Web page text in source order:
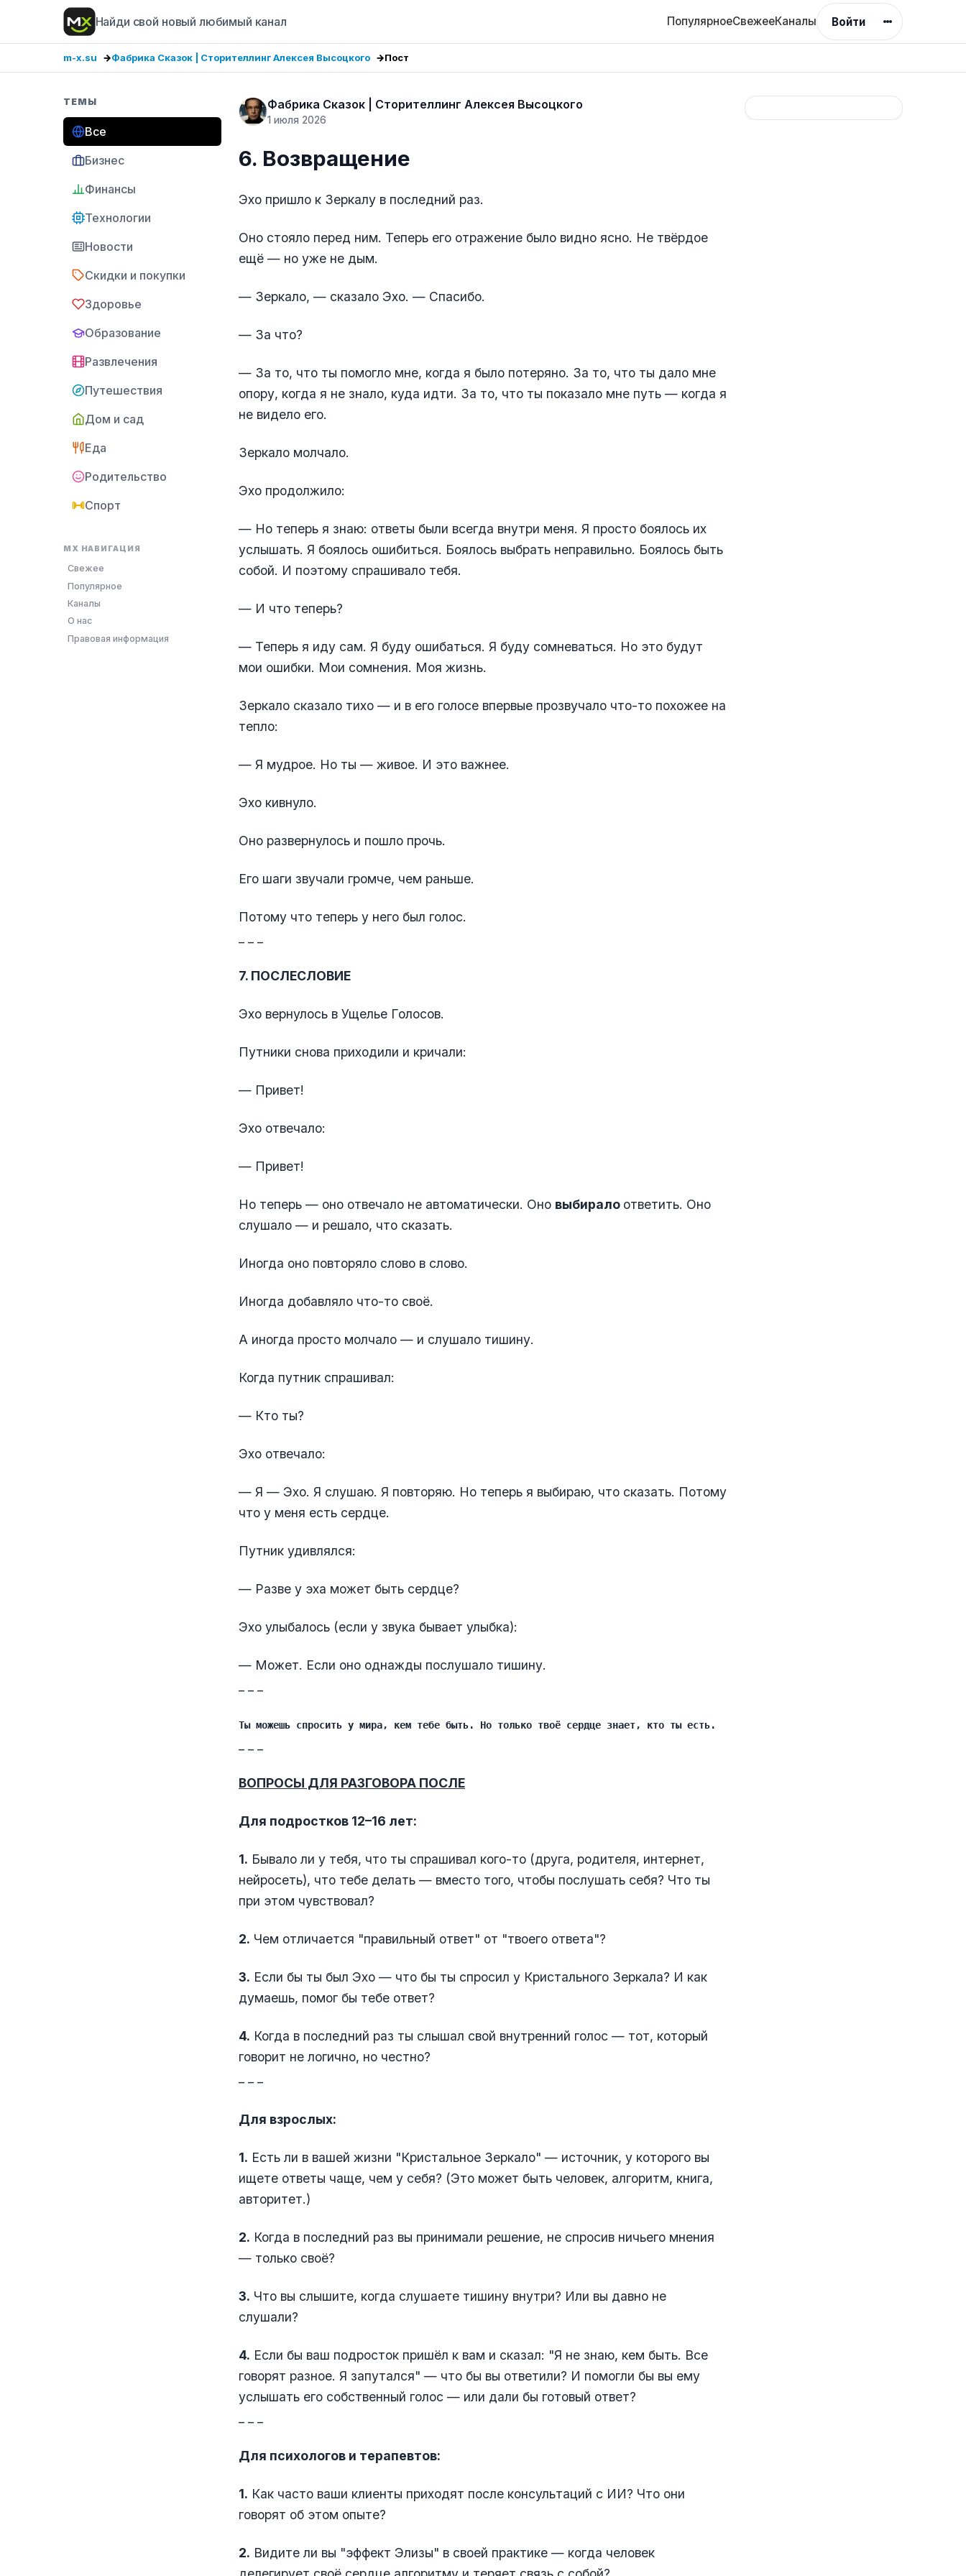
Найди свой новый любимый канал ПопулярноеСвежееКаналы Войти
m-x.su Фабрика Сказок | Сторителлинг Алексея Высоцкого Пост
ТЕМЫ
Все
Бизнес
Финансы
Технологии
Новости
Скидки и покупки
Здоровье
Образование
Развлечения
Путешествия
Дом и сад
Еда
Родительство
Спорт
MX НАВИГАЦИЯ
Свежее
Популярное
Каналы
О нас
Правовая информация
Фабрика Сказок | Сторителлинг Алексея Высоцкого
1 июля 2026
6. Возвращение
Эхо пришло к Зеркалу в последний раз.
Оно стояло перед ним. Теперь его отражение было видно ясно. Не твёрдое
ещё — но уже не дым.
— Зеркало, — сказало Эхо. — Спасибо.
— За что?
— За то, что ты помогло мне, когда я было потеряно. За то, что ты дало мне
опору, когда я не знало, куда идти. За то, что ты показало мне путь — когда я
не видело его.
Зеркало молчало.
Эхо продолжило:
— Но теперь я знаю: ответы были всегда внутри меня. Я просто боялось их
услышать. Я боялось ошибиться. Боялось выбрать неправильно. Боялось быть
собой. И поэтому спрашивало тебя.
— И что теперь?
— Теперь я иду сам. Я буду ошибаться. Я буду сомневаться. Но это будут
мои ошибки. Мои сомнения. Моя жизнь.
Зеркало сказало тихо — и в его голосе впервые прозвучало что-то похожее на
тепло:
— Я мудрое. Но ты — живое. И это важнее.
Эхо кивнуло.
Оно развернулось и пошло прочь.
Его шаги звучали громче, чем раньше.
Потому что теперь у него был голос.
7. ПОСЛЕСЛОВИЕ
Эхо вернулось в Ущелье Голосов.
Путники снова приходили и кричали:
— Привет!
Эхо отвечало:
— Привет!
Но теперь — оно отвечало не автоматически. Оно выбирало ответить. Оно
слушало — и решало, что сказать.
Иногда оно повторяло слово в слово.
Иногда добавляло что-то своё.
А иногда просто молчало — и слушало тишину.
Когда путник спрашивал:
— Кто ты?
Эхо отвечало:
— Я — Эхо. Я слушаю. Я повторяю. Но теперь я выбираю, что сказать. Потому
что у меня есть сердце.
Путник удивлялся:
— Разве у эха может быть сердце?
Эхо улыбалось (если у звука бывает улыбка):
— Может. Если оно однажды послушало тишину.
Ты можешь спросить у мира, кем тебе быть. Но только твоё сердце знает, кто ты есть.
ВОПРОСЫ ДЛЯ РАЗГОВОРА ПОСЛЕ
Для подростков 12–16 лет:
1. Бывало ли у тебя, что ты спрашивал кого-то (друга, родителя, интернет,
нейросеть), что тебе делать — вместо того, чтобы послушать себя? Что ты
при этом чувствовал?
2. Чем отличается "правильный ответ" от "твоего ответа"?
3. Если бы ты был Эхо — что бы ты спросил у Кристального Зеркала? И как
думаешь, помог бы тебе ответ?
4. Когда в последний раз ты слышал свой внутренний голос — тот, который
говорит не логично, но честно?
Для взрослых:
1. Есть ли в вашей жизни "Кристальное Зеркало" — источник, у которого вы
ищете ответы чаще, чем у себя? (Это может быть человек, алгоритм, книга,
авторитет.)
2. Когда в последний раз вы принимали решение, не спросив ничьего мнения
— только своё?
3. Что вы слышите, когда слушаете тишину внутри? Или вы давно не
слушали?
4. Если бы ваш подросток пришёл к вам и сказал: "Я не знаю, кем быть. Все
говорят разное. Я запутался" — что бы вы ответили? И помогли бы вы ему
услышать его собственный голос — или дали бы готовый ответ?
Для психологов и терапевтов:
1. Как часто ваши клиенты приходят после консультаций с ИИ? Что они
говорят об этом опыте?
2. Видите ли вы "эффект Элизы" в своей практике — когда человек